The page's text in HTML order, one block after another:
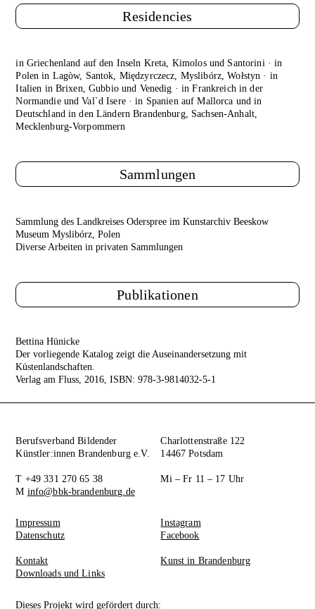
Residencies
in Griechenland auf den Inseln Kreta, Kimolos und Santorini · in
Polen in Lagòw, Santok, Międzyrczecz, Myslibórz, Wołstyn · in
Italien in Brixen, Gubbio und Venedig · in Frankreich in der
Normandie und Val`d Isere · in Spanien auf Mallorca und in
Deutschland in den Ländern Brandenburg, Sachsen-Anhalt,
Mecklenburg-Vorpommern
Sammlungen
Sammlung des Landkreises Oderspree im Kunstarchiv Beeskow
Museum Myslibórz, Polen
Diverse Arbeiten in privaten Sammlungen
Publikationen
Bettina Hünicke
Der vorliegende Katalog zeigt die Auseinandersetzung mit
Küstenlandschaften.
Verlag am Fluss, 2016, ISBN: 978-3-9814032-5-1
Berufsverband Bildender
Künstler:innen Brandenburg e.V.
T +49 331 270 65 38
M info@bbk-brandenburg.de
Charlottenstraße 122
14467 Potsdam
Mi – Fr 11 – 17 Uhr
Impressum
Datenschutz
Kontakt
Downloads und Links
Instagram
Facebook
Kunst in Brandenburg
Dieses Projekt wird gefördert durch: